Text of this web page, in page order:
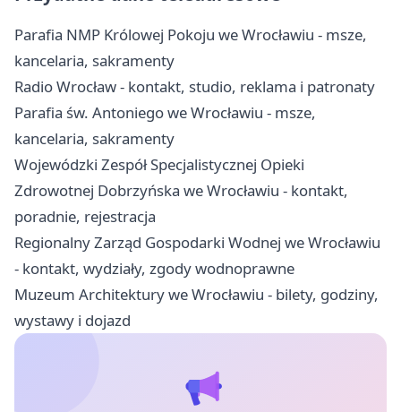
Parafia NMP Królowej Pokoju we Wrocławiu - msze,
kancelaria, sakramenty
Radio Wrocław - kontakt, studio, reklama i patronaty
Parafia św. Antoniego we Wrocławiu - msze,
kancelaria, sakramenty
Wojewódzki Zespół Specjalistycznej Opieki
Zdrowotnej Dobrzyńska we Wrocławiu - kontakt,
poradnie, rejestracja
Regionalny Zarząd Gospodarki Wodnej we Wrocławiu
- kontakt, wydziały, zgody wodnoprawne
Muzeum Architektury we Wrocławiu - bilety, godziny,
wystawy i dojazd